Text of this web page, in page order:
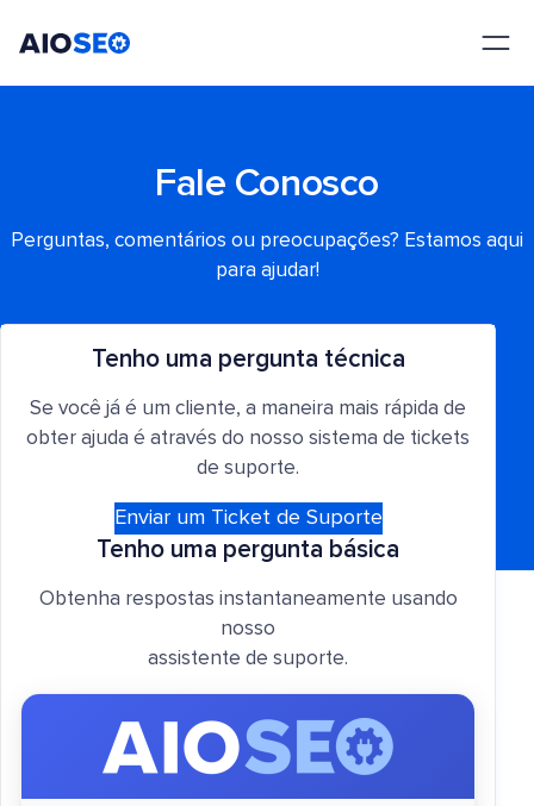
Fale Conosco
Perguntas, comentários ou preocupações? Estamos aqui
para ajudar!
Tenho uma pergunta técnica
Se você já é um cliente, a maneira mais rápida de
obter ajuda é através do nosso sistema de tickets
de suporte.
Enviar um Ticket de Suporte
Tenho uma pergunta básica
Obtenha respostas instantaneamente usando
nosso
assistente de suporte.